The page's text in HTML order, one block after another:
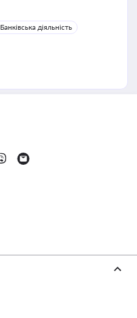
Банківська діяльність